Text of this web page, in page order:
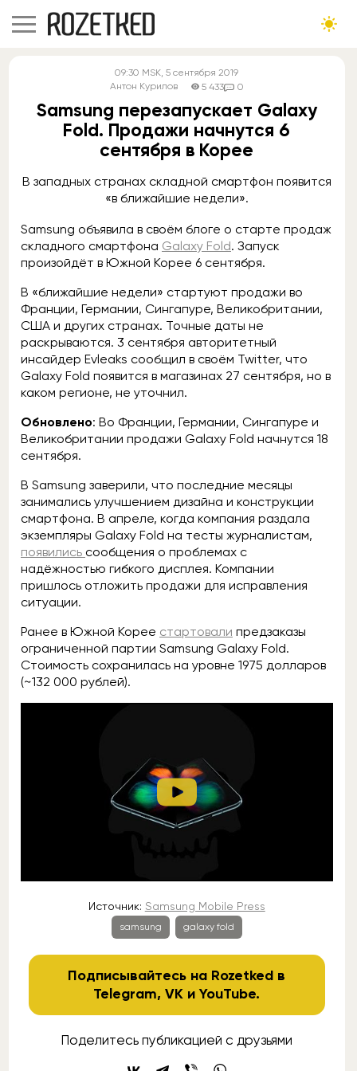
09:30 MSK, 5 сентября 2019
Антон Курилов
5 433 0
Samsung перезапускает Galaxy
Fold. Продажи начнутся 6
сентября в Корее
В западных странах складной смартфон появится
«в ближайшие недели».
Samsung объявила в своём блоге о старте продаж
складного смартфона Galaxy Fold. Запуск
произойдёт в Южной Корее 6 сентября.
В «ближайшие недели» стартуют продажи во
Франции, Германии, Сингапуре, Великобритании,
США и других странах. Точные даты не
раскрываются. 3 сентября авторитетный
инсайдер Evleaks сообщил в своём Twitter, что
Galaxy Fold появится в магазинах 27 сентября, но в
каком регионе, не уточнил.
Обновлено: Во Франции, Германии, Сингапуре и
Великобритании продажи Galaxy Fold начнутся 18
сентября.
В Samsung заверили, что последние месяцы
занимались улучшением дизайна и конструкции
смартфона. В апреле, когда компания раздала
экземпляры Galaxy Fold на тесты журналистам,
появились сообщения о проблемах с
надёжностью гибкого дисплея. Компании
пришлось отложить продажи для исправления
ситуации.
Ранее в Южной Корее стартовали предзаказы
ограниченной партии Samsung Galaxy Fold.
Стоимость сохранилась на уровне 1975 долларов
(~132 000 рублей).
Источник: Samsung Mobile Press
samsung galaxy fold
Подписывайтесь на Rozetked в
Telegram,VK иYouTube.
Поделитесь публикацией с друзьями